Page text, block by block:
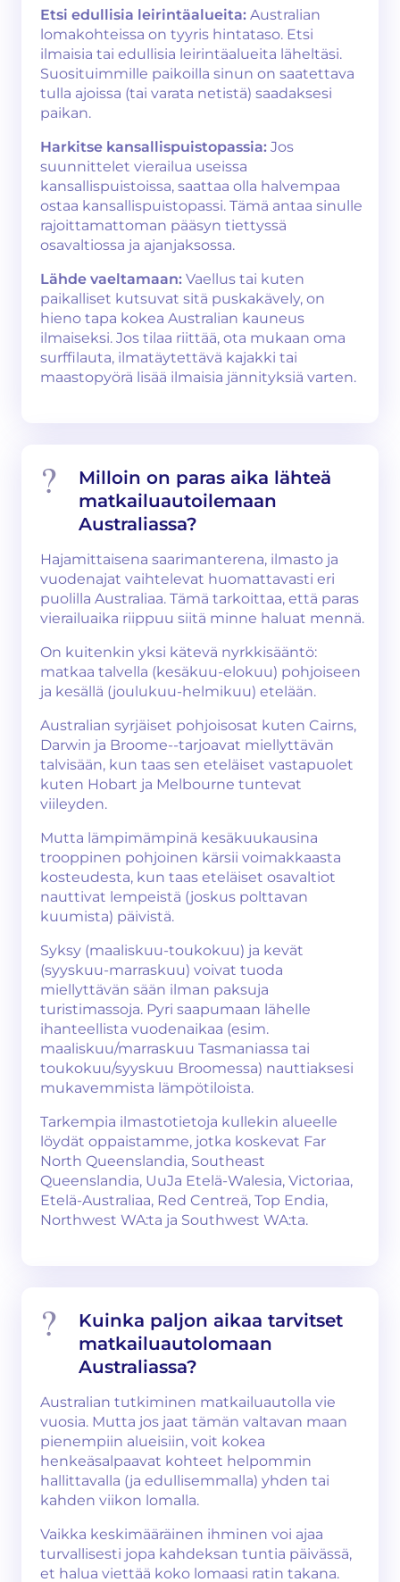
Etsi edullisia leirintäalueita: Australian
lomakohteissa on tyyris hintataso. Etsi
ilmaisia tai edullisia leirintäalueita läheltäsi.
Suosituimmille paikoilla sinun on saatettava
tulla ajoissa (tai varata netistä) saadaksesi
paikan.
Harkitse kansallispuistopassia: Jos
suunnittelet vierailua useissa
kansallispuistoissa, saattaa olla halvempaa
ostaa kansallispuistopassi. Tämä antaa sinulle
rajoittamattoman pääsyn tiettyssä
osavaltiossa ja ajanjaksossa.
Lähde vaeltamaan: Vaellus tai kuten
paikalliset kutsuvat sitä puskakävely, on
hieno tapa kokea Australian kauneus
ilmaiseksi. Jos tilaa riittää, ota mukaan oma
surffilauta, ilmatäytettävä kajakki tai
maastopyörä lisää ilmaisia jännityksiä varten.
Milloin on paras aika lähteä
matkailuautoilemaan
Australiassa?
Hajamittaisena saarimanterena, ilmasto ja
vuodenajat vaihtelevat huomattavasti eri
puolilla Australiaa. Tämä tarkoittaa, että paras
vierailuaika riippuu siitä minne haluat mennä.
On kuitenkin yksi kätevä nyrkkisääntö:
matkaa talvella (kesäkuu-elokuu) pohjoiseen
ja kesällä (joulukuu-helmikuu) etelään.
Australian syrjäiset pohjoisosat kuten Cairns,
Darwin ja Broome--tarjoavat miellyttävän
talvisään, kun taas sen eteläiset vastapuolet
kuten Hobart ja Melbourne tuntevat
viileyden.
Mutta lämpimämpinä kesäkuukausina
trooppinen pohjoinen kärsii voimakkaasta
kosteudesta, kun taas eteläiset osavaltiot
nauttivat lempeistä (joskus polttavan
kuumista) päivistä.
Syksy (maaliskuu-toukokuu) ja kevät
(syyskuu-marraskuu) voivat tuoda
miellyttävän sään ilman paksuja
turistimassoja. Pyri saapumaan lähelle
ihanteellista vuodenaikaa (esim.
maaliskuu/marraskuu Tasmaniassa tai
toukokuu/syyskuu Broomessa) nauttiaksesi
mukavemmista lämpötiloista.
Tarkempia ilmastotietoja kullekin alueelle
löydät oppaistamme, jotka koskevat Far
North Queenslandia, Southeast
Queenslandia, UuJa Etelä-Walesia, Victoriaa,
Etelä-Australiaa, Red Centreä, Top Endia,
Northwest WA:ta ja Southwest WA:ta.
Kuinka paljon aikaa tarvitset
matkailuautolomaan
Australiassa?
Australian tutkiminen matkailuautolla vie
vuosia. Mutta jos jaat tämän valtavan maan
pienempiin alueisiin, voit kokea
henkeäsalpaavat kohteet helpommin
hallittavalla (ja edullisemmalla) yhden tai
kahden viikon lomalla.
Vaikka keskimääräinen ihminen voi ajaa
turvallisesti jopa kahdeksan tuntia päivässä,
et halua viettää koko lomaasi ratin takana.